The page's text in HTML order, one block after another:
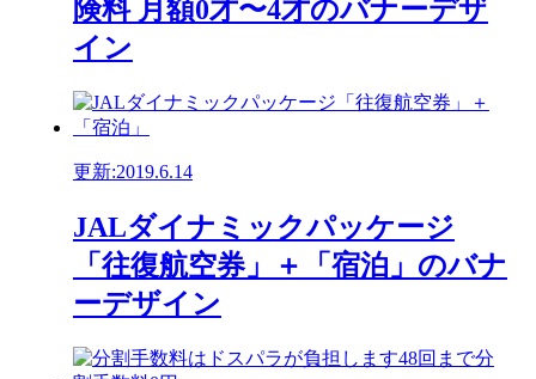
険料 月額0才〜4才のバナーデザ
イン
更新:2019.6.14
JALダイナミックパッケージ
「往復航空券」＋「宿泊」のバナ
ーデザイン